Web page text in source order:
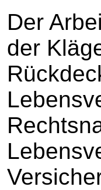
Der
der